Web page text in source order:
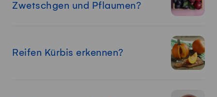
Zwetschgen und Pflaumen?
Reifen Kürbis erkennen?